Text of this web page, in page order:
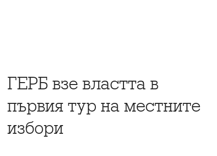
ГЕРБ взе властта в
първия тур на местните
избори